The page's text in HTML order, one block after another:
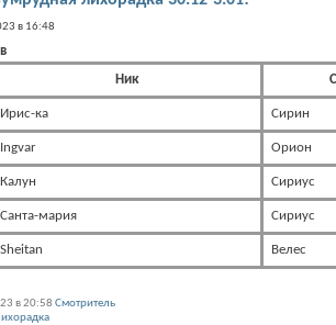
в 16:48
Ник
Ирис-ка Сирин
Ingvar Орион
Калун Сириус
Санта-мария Сириус
Sheitan
Велес
в 20:58 Смотритель